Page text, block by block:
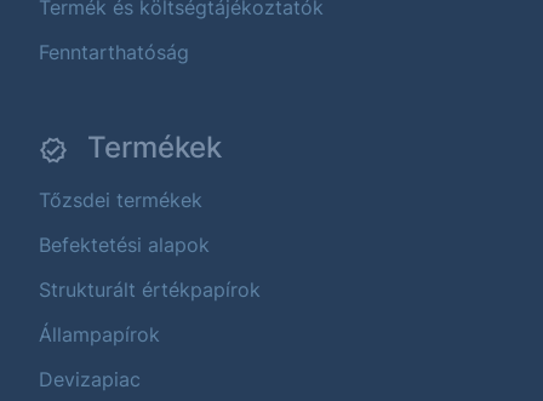
Termék és költségtájékoztatók
Fenntarthatóság
Termékek
Tőzsdei termékek
Befektetési alapok
Strukturált értékpapírok
Állampapírok
Devizapiac